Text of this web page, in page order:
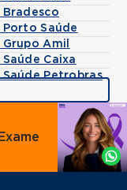
Bradesco
Porto Saúde
Amil
Caixa
Petrobras
Agende
por
Whatsapp